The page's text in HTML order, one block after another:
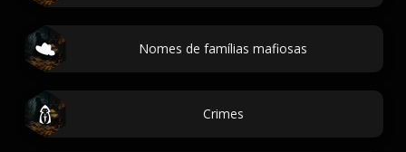
Nomes de famílias mafiosas
Crimes